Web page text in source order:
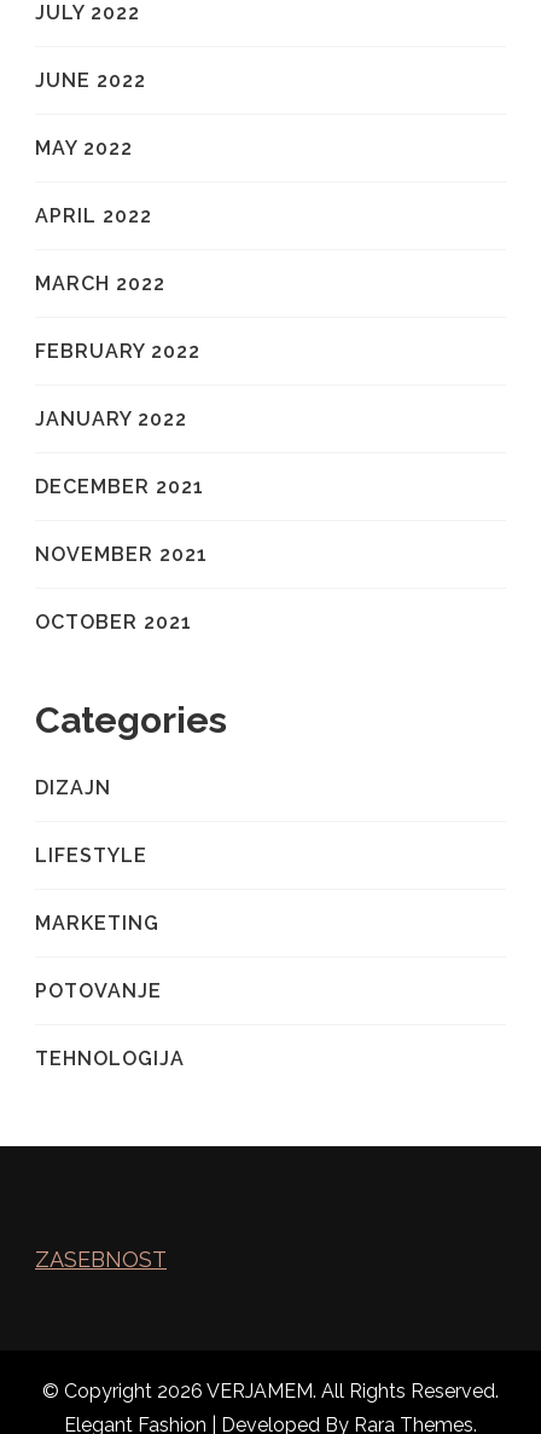
JULY 2022
JUNE 2022
MAY 2022
APRIL 2022
MARCH 2022
FEBRUARY 2022
JANUARY 2022
DECEMBER 2021
NOVEMBER 2021
OCTOBER 2021
Categories
DIZAJN
LIFESTYLE
MARKETING
POTOVANJE
TEHNOLOGIJA
ZASEBNOST
© Copyright 2026 VERJAMEM. All Rights Reserved.
Elegant Fashion | Developed By Rara Themes.